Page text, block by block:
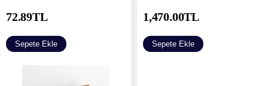
72.89TL
Sepete Ekle
1,470.00TL
Sepete Ekle